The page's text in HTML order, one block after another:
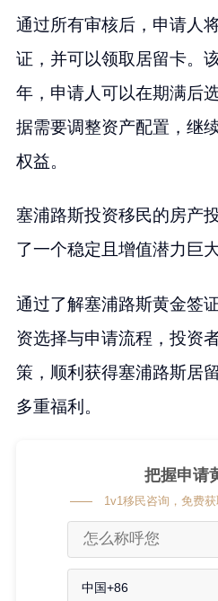
通过所有审核后，申请人
证，并可以领取居留卡。
年，申请人可以在期满后
据需要调整资产配置，继
权益。
塞浦路斯投资移民的房产
了一个稳定且增值潜力巨
通过了解塞浦路斯黄金签
资选择与申请流程，投资
策，顺利获得塞浦路斯居
多重福利。
把握申请
1v1移民咨询，免费
中国+86